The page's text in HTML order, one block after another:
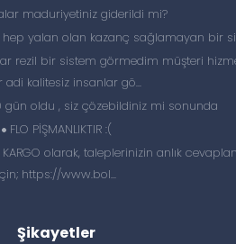
maduriyetiniz giderildi mi?
yalan olan kazanç sağlamayan bir
rezil bir sistem görmedim müşteri
adi kalitesiz insanlar gö...
oldu , siz çözebildiniz mi sonunda
FLO PİŞMANLIKTIR :(
olarak, taleplerinizin anlık
https://www.bol...
Şikayetler